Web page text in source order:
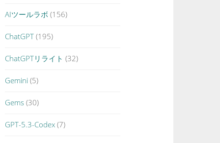
AIツールラボ (156)
ChatGPT (195)
ChatGPTリライト (32)
Gemini (5)
Gems (30)
GPT-5.3-Codex (7)